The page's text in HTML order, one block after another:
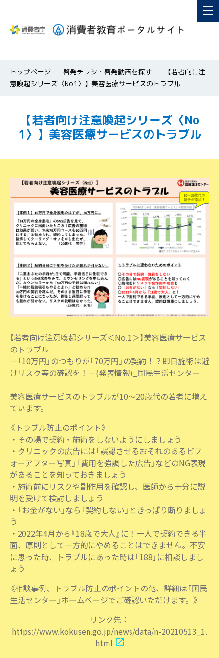
トップページ 啓発チラシ・啓発動画を探す
【若者向け注
意喚起シリーズ〈No1〉】美容医療サービスのトラブル
【若者向け注意喚起シリーズ〈No
1〉】美容医療サービスのトラブル
【若者向け注意喚起シリーズ＜No.1＞】美容医療サービス
のトラブル
－「10万円」のつもりが「70万円」の契約！？即日施術は避
けリスク等の確認を！－(発表情報)_国民生活センター
美容医療サービスのトラブルが10～20歳代の若者に増え
ています。
《トラブル防止のポイント》
・その場で契約・施術をしないようにしましょう
・クリニックの広告には「誤認させるおそれのあるビフ
ォーアフター写真」「費用を強調した広告」などのNG表現
があることを知っておきましょう
・施術前にリスクや副作用を確認し、医師から十分に説
明を受けて検討しましょう
・「お金がない」なら「契約しない」ときっぱり断りましょ
う
・2022年4月から『18歳で大人』に！一人で契約できる半
面、原則として一方的にやめることはできません。不安
に思った時、トラブルにあった時は「188」に相談しまし
ょう
《相談事例、トラブル防止のポイントの他、詳細は「国民
生活センター」ホームページでご確認いただけます。》
リンク先：
https://www.kokusen.go.jp/news/data/n-20210513_1.
html